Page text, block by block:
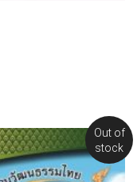
Out of
stock